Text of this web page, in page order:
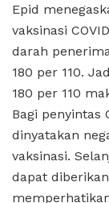
Epid
vaksinasi
darah
180 per 110.
180 per 110
Bagi penyintas
dinyatakan
vaksinasi.
dapat